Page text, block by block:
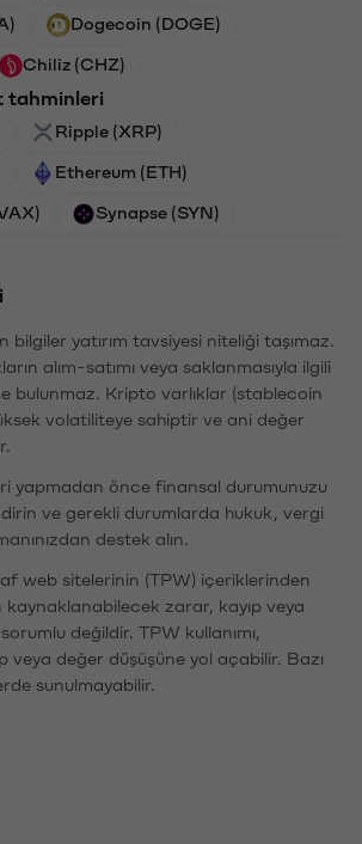
Dogecoin (DOGE)
Chiliz (CHZ)
tahminleri
Ripple (XRP)
Ethereum (ETH)
Synapse (SYN)
bilgiler yatırım tavsiyesi niteliği taşımaz.
alım-satımı veya saklanmasıyla ilgili
bulunmaz. Kripto varlıklar (stablecoin
volatiliteye sahiptir ve ani değer
yapmadan önce finansal durumunuzu
ve gerekli durumlarda hukuk, vergi
destek alın.
web sitelerinin (TPW) içeriklerinden
kaynaklanabilecek zarar, kayıp veya
değildir. TPW kullanımı,
veya değer düşüşüne yol açabilir. Bazı
sunulmayabilir.